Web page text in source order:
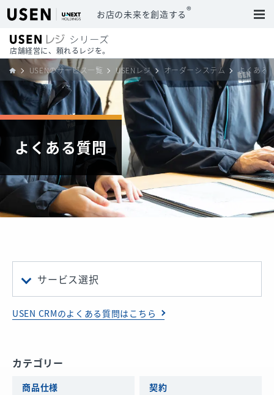
お店の未来を創造する®
店舗経営に、頼れるレジを。
USENのサービス一覧
USENレジ オーダーシステム よくある
よくある質問
サービス選択
USEN Tablet Order
USEN Ticket & Pay
USEN CRMのよくある質問はこちら
カテゴリー
商品仕様 契約